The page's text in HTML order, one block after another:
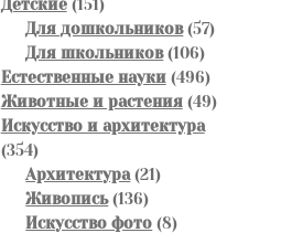
Детские 151
товар
Для дошкольников 5757
Для школьников 106106
товаров
Естественные науки 496496
товаров
Животные и растения 4949
Искусство и архитектура
354354
товара
Архитектура 2121
Живопись 136136
товаров
Искусство фото 88